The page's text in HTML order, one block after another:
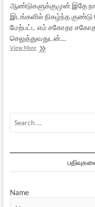
ஆண்டுகளுக்குமுன் இதே
இடங்களில் நிகழ்ந்த குண்டு
மேற்பட்ட எம் சகோதர
செலுத்துவதுடன்…
View Moreகோவை
Name